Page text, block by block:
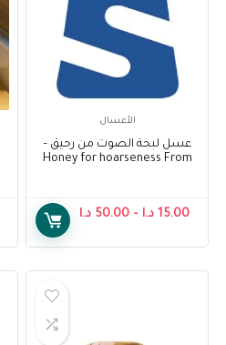
الأعسال
عسل لبحة الصوت من رحيق –
Honey for hoarseness From
15.00 د.ا –
50.00 د.ا